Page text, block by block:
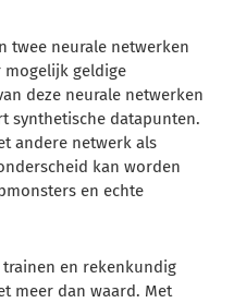
twee neurale netwerken
mogelijk geldige
deze neurale netwerken
synthetische datapunten.
andere netwerk als
kan worden
en echte
en rekenkundig
meer dan waard. Met